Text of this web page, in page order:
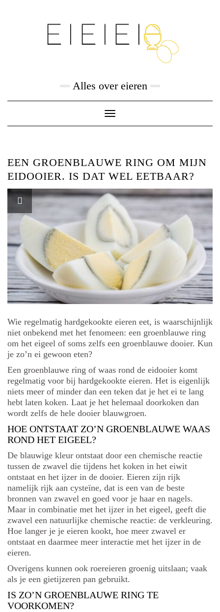
Alles over eieren
Toggle
Navigation
EEN GROENBLAUWE RING OM MIJN
EIDOOIER. IS DAT WEL EETBAAR?
Wie regelmatig hardgekookte eieren eet, is waarschijnlijk
niet onbekend met het fenomeen: een groenblauwe ring
om het eigeel of soms zelfs een groenblauwe dooier. Kun
je zo’n ei gewoon eten?
Een groenblauwe ring of waas rond de eidooier komt
regelmatig voor bij hardgekookte eieren. Het is eigenlijk
niets meer of minder dan een teken dat je het ei te lang
hebt laten koken. Laat je het helemaal doorkoken dan
wordt zelfs de hele dooier blauwgroen.
HOE ONTSTAAT ZO’N GROENBLAUWE WAAS
ROND HET EIGEEL?
De blauwige kleur ontstaat door een chemische reactie
tussen de zwavel die tijdens het koken in het eiwit
ontstaat en het ijzer in de dooier. Eieren zijn rijk
namelijk rijk aan cysteïne, dat is een van de beste
bronnen van zwavel en goed voor je haar en nagels.
Maar in combinatie met het ijzer in het eigeel, geeft die
zwavel een natuurlijke chemische reactie: de verkleuring.
Hoe langer je je eieren kookt, hoe meer zwavel er
ontstaat en daarmee meer interactie met het ijzer in de
eieren.
Overigens kunnen ook roereieren groenig uitslaan; vaak
als je een gietijzeren pan gebruikt.
IS ZO’N GROENBLAUWE RING TE
VOORKOMEN?